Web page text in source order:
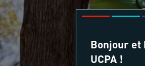
Bonjour et
UCPA !